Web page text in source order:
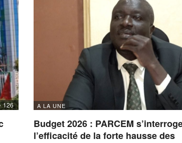
126 A LA UNE
Budget 2026 : PARCEM
l’efficacité de la forte hausse des